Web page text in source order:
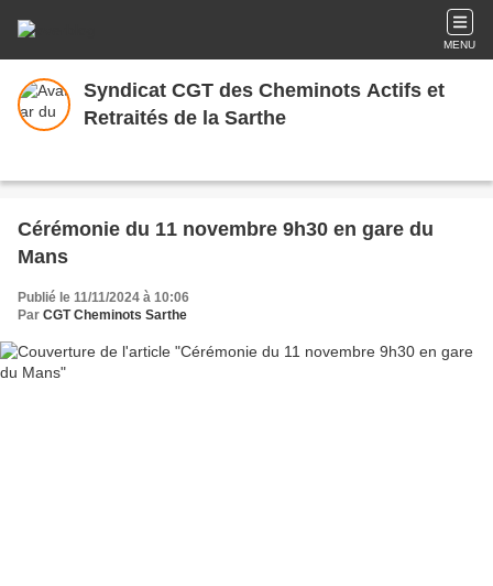
MENU
Syndicat CGT des Cheminots Actifs et
Retraités de la Sarthe
Cérémonie du 11 novembre 9h30 en gare du
Mans
Publié le 11/11/2024 à 10:06
Par CGT Cheminots Sarthe